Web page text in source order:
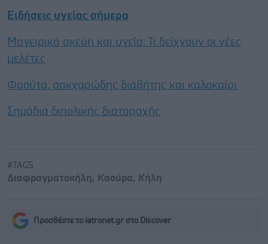
Ειδήσεις υγείας σήμερα
Μαγειρικά σκεύη και υγεία: Τι δείχνουν οι νέες
μελέτες
Φρούτα, σακχαρώδης διαβήτης και καλοκαίρι
Σημάδια διπολικής διαταραχής
#TAGS
Διαφραγματοκήλη, Καούρα, Κήλη
Προσθέστε το iatronet.gr στο Discover